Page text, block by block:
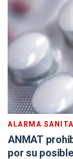
ALARMA
ANMAT
por su